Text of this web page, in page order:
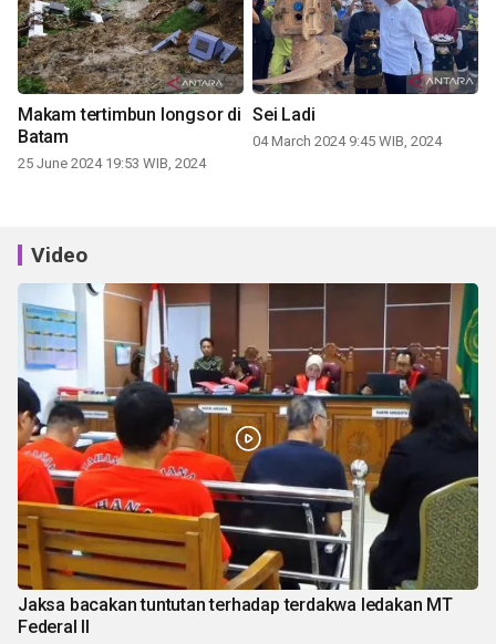
Makam tertimbun longsor di
Batam
25 June 2024 19:53 WIB, 2024
Sei Ladi
04 March 2024 9:45 WIB, 2024
Video
Jaksa bacakan tuntutan terhadap terdakwa ledakan MT
Federal II